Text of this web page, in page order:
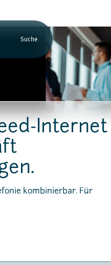
Suche
Internet
kombinierbar.​ Für